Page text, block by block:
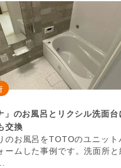
」のお風呂とリクシル洗面台
交換
のお風呂をTOTOのユニット
ームした事例です。洗面所と